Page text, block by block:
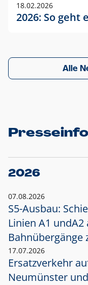
18.02.2026
2026: So geht
Alle
2026
07.08.2026
S5-Ausbau:
Linien A1 undA2
Bahnübergänge
17.07.2026
Ersatzverkehr
Neumünster und